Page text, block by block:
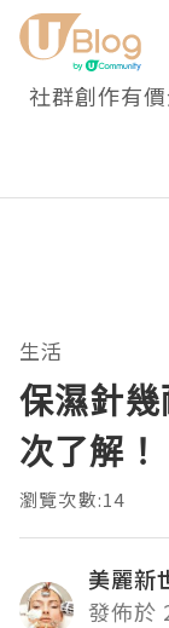
社群創作有
生活
保濕針
次了解！
瀏覽次數:14
美麗新
發佈於